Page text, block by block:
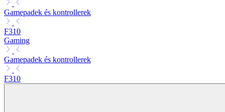
Gamepadek és kontrollerek
F310
Gaming
Gamepadek és kontrollerek
F310